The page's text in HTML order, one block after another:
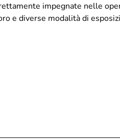
impegnate nelle
e diverse modalità di